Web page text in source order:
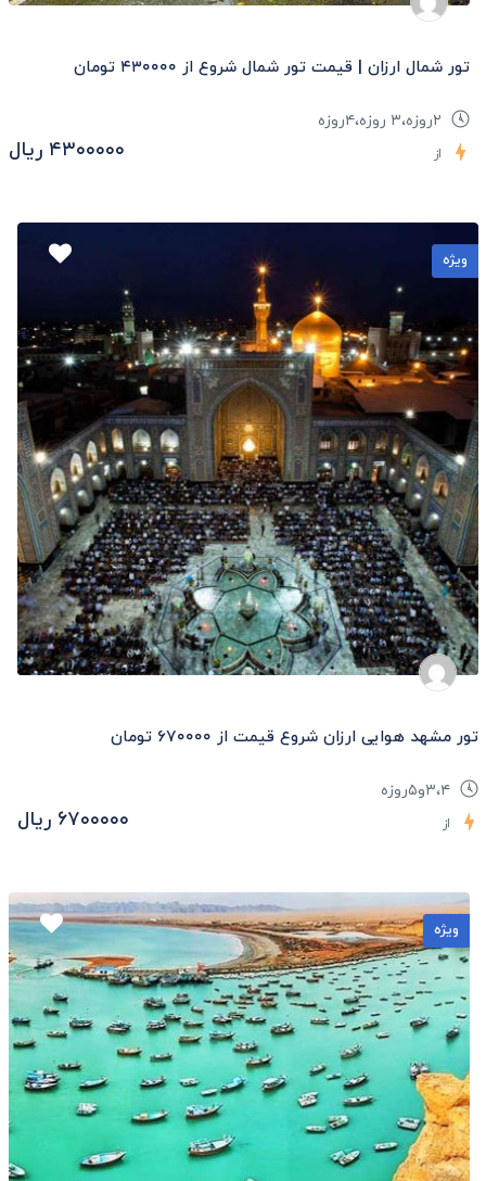
تور شمال ارزان | قیمت تور شمال شروع از ۴۳۰۰۰۰ تومان
از ۴۳۰۰۰۰۰ ریال
ویژه
تور مشهد هوایی ارزان شروع قیمت از ۶۷۰۰۰۰ تومان
۳،۴و۵روزه
از ۶۷۰۰۰۰۰ ریال
ویژه